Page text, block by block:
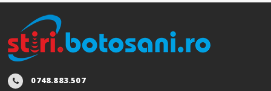
0748.883.507